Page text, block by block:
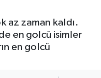
az zaman kaldı.
en golcü isimler
en golcü